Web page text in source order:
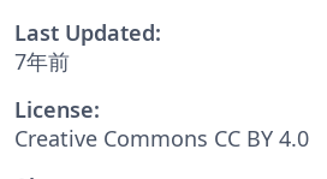
Last Updated:
7年前
License:
Creative Commons CC BY 4.0